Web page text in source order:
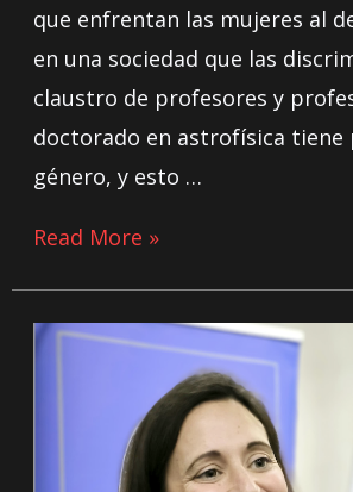
que enfrentan las mujeres al
en una sociedad que las
claustro de profesores y
doctorado en astrofísica tiene
género, y esto …
Read More »